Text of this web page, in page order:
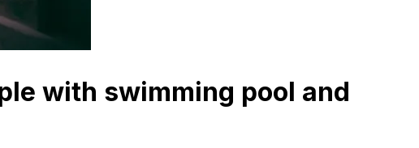
with swimming pool and